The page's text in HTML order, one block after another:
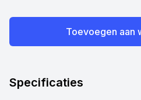
Toevoegen aan
Specificaties